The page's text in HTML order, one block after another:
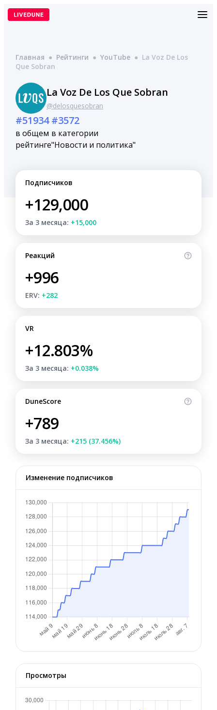
Перейти
Главная ● Рейтинги ● YouTube ● La Voz De Los
Que Sobran
La Voz De Los Que Sobran
@delosquesobran
#51934
в общем
рейтинге
#3572
в категории
"Новости и политика"
Подписчиков
+129,000
За 3 месяца: +15,000
Реакций
+996
ERV: +282
VR
+12.803%
За 3 месяца: +0.038%
DuneScore
+789
За 3 месяца: +215 (37.456%)
Изменение подписчиков
Просмотры